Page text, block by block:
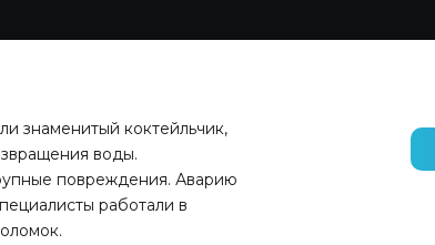
знаменитый коктейльчик,
воды.
повреждения. Аварию
работали в